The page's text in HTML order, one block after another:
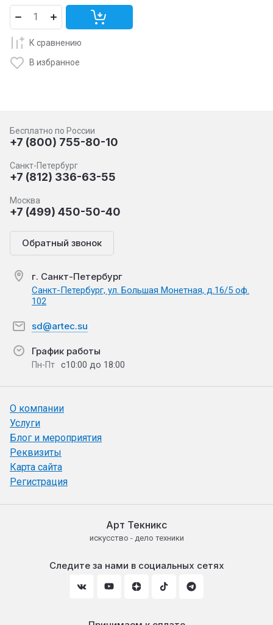
К сравнению
В избранное
Бесплатно по России
+7 (800) 755-80-10
Санкт-Петербург
+7 (812) 336-63-55
Москва
+7 (499) 450-50-40
Обратный звонок
г. Санкт-Петербург
Санкт-Петербург, ул. Большая Монетная, д.16/5 оф.
102
sd@artec.su
График работы
Пн-Пт с10:00 до 18:00
О компании
Услуги
Блог и мероприятия
Реквизиты
Карта сайта
Регистрация
Арт Текникс
искусство - дело техники
Следите за нами в социальных сетях